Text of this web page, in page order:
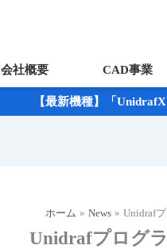
会社概要 CAD事業
【最新機種】「
ホーム News Unidraf
Unidrafプログ